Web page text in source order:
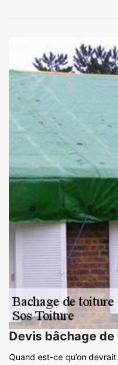
Devis bâchage
Quand est-ce qu’on